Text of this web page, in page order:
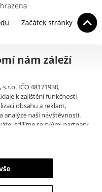
Začátek stránky
nám záleží
IČO 48171930,
k zajištění funkčnosti
obsahu a reklam,
analýze naší návštěvnosti.
sdílíme se svými partnery
používá. Partneři tyto
toho, že používáte jejich
z dalších úložišť, IP
webu. Svůj souhlas